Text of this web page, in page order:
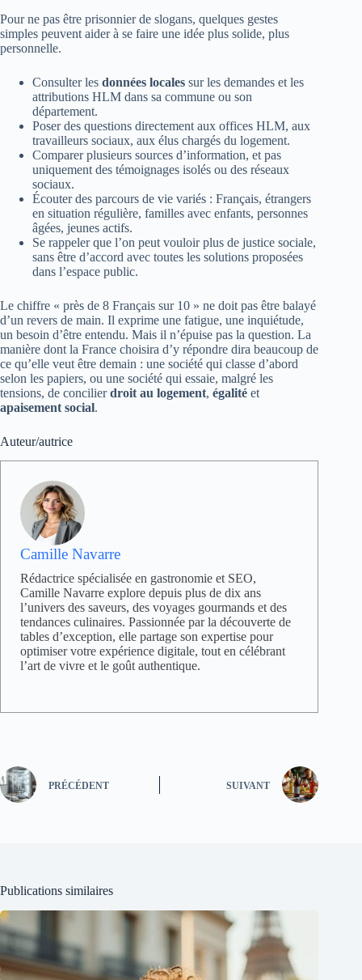
Pour ne pas être prisonnier de slogans, quelques gestes
simples peuvent aider à se faire une idée plus solide, plus
personnelle.
Consulter les données locales sur les demandes et les
attributions HLM dans sa commune ou son
département.
Poser des questions directement aux offices HLM, aux
travailleurs sociaux, aux élus chargés du logement.
Comparer plusieurs sources d’information, et pas
uniquement des témoignages isolés ou des réseaux
sociaux.
Écouter des parcours de vie variés : Français, étrangers
en situation régulière, familles avec enfants, personnes
âgées, jeunes actifs.
Se rappeler que l’on peut vouloir plus de justice sociale,
sans être d’accord avec toutes les solutions proposées
dans l’espace public.
Le chiffre « près de 8 Français sur 10 » ne doit pas être balayé
d’un revers de main. Il exprime une fatigue, une inquiétude,
un besoin d’être entendu. Mais il n’épuise pas la question. La
manière dont la France choisira d’y répondre dira beaucoup de
ce qu’elle veut être demain : une société qui classe d’abord
selon les papiers, ou une société qui essaie, malgré les
tensions, de concilierdroit au logement, égalité et
apaisement social.
Auteur/autrice
Camille Navarre
Rédactrice spécialisée en gastronomie et SEO,
Camille Navarre explore depuis plus de dix ans
l’univers des saveurs, des voyages gourmands et des
tendances culinaires. Passionnée par la découverte de
tables d’exception, elle partage son expertise pour
optimiser votre expérience digitale, tout en célébrant
l’art de vivre et le goût authentique.
PRÉCÉDENT SUIVANT
Publications similaires